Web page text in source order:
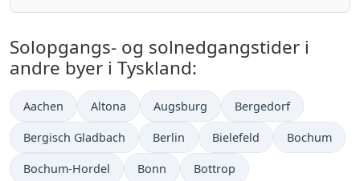
Solopgangs- og solnedgangstider i
andre byer i Tyskland:
Aachen Altona Augsburg Bergedorf
Bergisch Gladbach Berlin Bielefeld Bochum
Bochum-Hordel Bonn Bottrop